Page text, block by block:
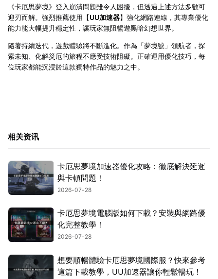
《卡厄思夢境》登入崩潰問題雖令人困擾，但透過上述方法多數可
迎刃而解。強烈推薦使用【UU加速器】強化網路連線，其專業優化
能力能大幅提升穩定性，讓玩家無阻暢遊黑暗幻想世界。
隨著持續迭代，遊戲體驗將不斷進化。作為「夢境號」領航者，探
索未知、化解災厄的旅程不應受技術阻礙。正確運用優化技巧，每
位玩家都能沉浸於這款獨特作品的魅力之中。
相关资讯
卡厄思夢境加速器優化攻略：徹底解決延遲
與卡頓問題！
2026-07-28
卡厄思夢境電腦版如何下載？安裝與網路優
化完整教學！
2026-07-28
想要順暢體驗卡厄思夢境國際服？快來參考
這篇下載教學，UU加速器讓你輕鬆暢玩！